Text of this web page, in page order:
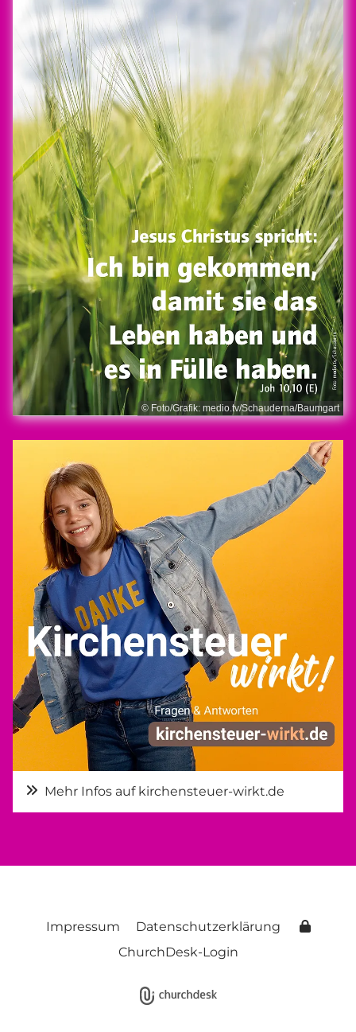
© Foto/Grafik: medio.tv/Schauderna/Baumgart
Mehr Infos auf kirchensteuer-wirkt.de
Impressum
Datenschutzerklärung
ChurchDesk-Login